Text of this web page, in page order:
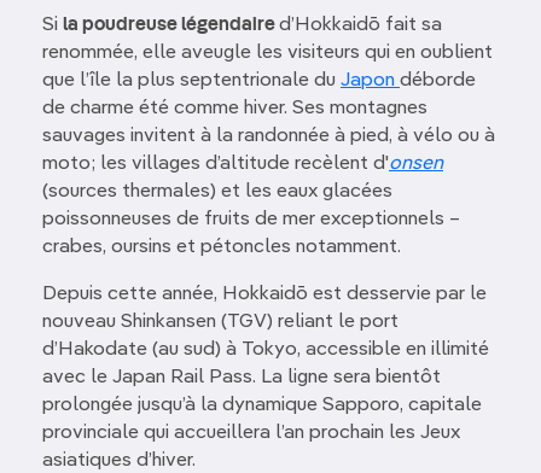
Si la poudreuse légendaired’Hokkaidō fait sa
renommée, elle aveugle les visiteurs qui en oublient
que l’île la plus septentrionale du Japon déborde
de charme été comme hiver. Ses montagnes
sauvages invitent à la randonnée à pied, à vélo ou à
moto; les villages d’altitude recèlent d'onsen
(sources thermales) et les eaux glacées
poissonneuses de fruits de mer exceptionnels –
crabes, oursins et pétoncles notamment.
Depuis cette année, Hokkaidō est desservie par le
nouveau Shinkansen (TGV) reliant le port
d’Hakodate (au sud) à Tokyo, accessible en illimité
avec le Japan Rail Pass. La ligne sera bientôt
prolongée jusqu’à la dynamique Sapporo, capitale
provinciale qui accueillera l’an prochain les Jeux
asiatiques d’hiver.